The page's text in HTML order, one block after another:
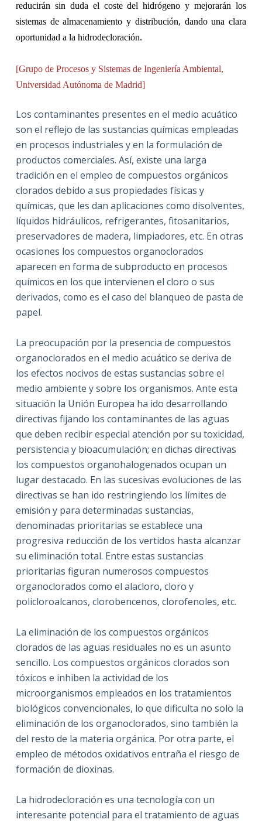
reducirán sin duda el coste del hidrógeno y mejorarán los
sistemas de almacenamiento y distribución, dando una clara
oportunidad a la hidrodecloración.
[Grupo de Procesos y Sistemas de Ingeniería Ambiental,
Universidad Autónoma de Madrid]
Los contaminantes presentes en el medio acuático
son el reflejo de las sustancias químicas empleadas
en procesos industriales y en la formulación de
productos comerciales. Así, existe una larga
tradición en el empleo de compuestos orgánicos
clorados debido a sus propiedades físicas y
químicas, que les dan aplicaciones como disolventes,
líquidos hidráulicos, refrigerantes, fitosanitarios,
preservadores de madera, limpiadores, etc. En otras
ocasiones los compuestos organoclorados
aparecen en forma de subproducto en procesos
químicos en los que intervienen el cloro o sus
derivados, como es el caso del blanqueo de pasta de
papel.
La preocupación por la presencia de compuestos
organoclorados en el medio acuático se deriva de
los efectos nocivos de estas sustancias sobre el
medio ambiente y sobre los organismos. Ante esta
situación la Unión Europea ha ido desarrollando
directivas fijando los contaminantes de las aguas
que deben recibir especial atención por su toxicidad,
persistencia y bioacumulación; en dichas directivas
los compuestos organohalogenados ocupan un
lugar destacado. En las sucesivas evoluciones de las
directivas se han ido restringiendo los límites de
emisión y para determinadas sustancias,
denominadas prioritarias se establece una
progresiva reducción de los vertidos hasta alcanzar
su eliminación total. Entre estas sustancias
prioritarias figuran numerosos compuestos
organoclorados como el alacloro, cloro y
policloroalcanos, clorobencenos, clorofenoles, etc.
La eliminación de los compuestos orgánicos
clorados de las aguas residuales no es un asunto
sencillo. Los compuestos orgánicos clorados son
tóxicos e inhiben la actividad de los
microorganismos empleados en los tratamientos
biológicos convencionales, lo que dificulta no solo la
eliminación de los organoclorados, sino también la
del resto de la materia orgánica. Por otra parte, el
empleo de métodos oxidativos entraña el riesgo de
formación de dioxinas.
La hidrodecloración es una tecnología con un
interesante potencial para el tratamiento de aguas